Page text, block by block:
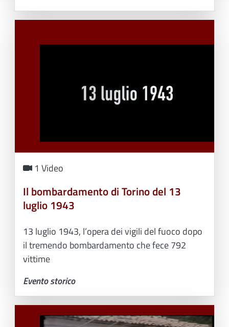
1 Video
Il bombardamento di Torino del 13
luglio 1943
13 luglio 1943, l’opera dei vigili del fuoco dopo
il tremendo bombardamento che fece 792
vittime
Evento storico